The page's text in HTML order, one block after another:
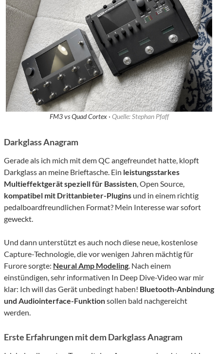
FM3 vs Quad Cortex · Quelle: Stephan Pfaff
Darkglass Anagram
Gerade als ich mich mit dem QC angefreundet hatte, klopft
Darkglass an meine Brieftasche. Ein leistungsstarkes
Multieffektgerät speziell für Bassisten, Open Source,
kompatibel mit Drittanbieter-Plugins und in einem richtig
pedalboardfreundlichen Format? Mein Interesse war sofort
geweckt.
Und dann unterstützt es auch noch diese neue, kostenlose
Capture-Technologie, die vor wenigen Jahren mächtig für
Furore sorgte: Neural Amp Modeling. Nach einem
einstündigen, sehr informativen In Deep Dive-Video war mir
klar: Ich will das Gerät unbedingt haben! Bluetooth-Anbindung
und Audiointerface-Funktionsollen bald nachgereicht
werden.
Erste Erfahrungen mit dem Darkglass Anagram